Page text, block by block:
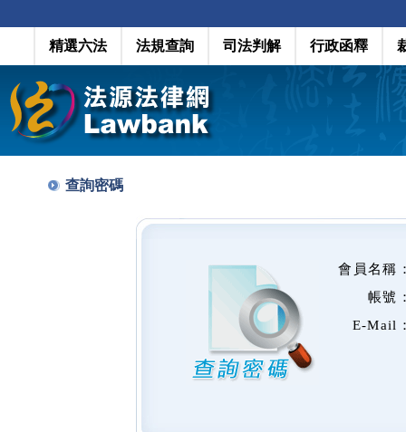
精選六法 法規查詢 司法判解 行政函釋
查詢密碼
會員名稱
帳號
E-Mail